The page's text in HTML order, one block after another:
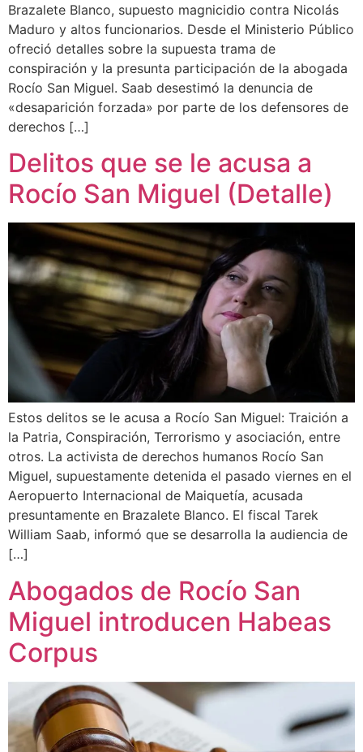
Brazalete Blanco, supuesto magnicidio contra Nicolás
Maduro y altos funcionarios. Desde el Ministerio Público
ofreció detalles sobre la supuesta trama de
conspiración y la presunta participación de la abogada
Rocío San Miguel. Saab desestimó la denuncia de
«desaparición forzada» por parte de los defensores de
derechos […]
Delitos que se le acusa a
Rocío San Miguel (Detalle)
Estos delitos se le acusa a Rocío San Miguel: Traición a
la Patria, Conspiración, Terrorismo y asociación, entre
otros. La activista de derechos humanos Rocío San
Miguel, supuestamente detenida el pasado viernes en el
Aeropuerto Internacional de Maiquetía, acusada
presuntamente en Brazalete Blanco. El fiscal Tarek
William Saab, informó que se desarrolla la audiencia de
[…]
Abogados de Rocío San
Miguel introducen Habeas
Corpus